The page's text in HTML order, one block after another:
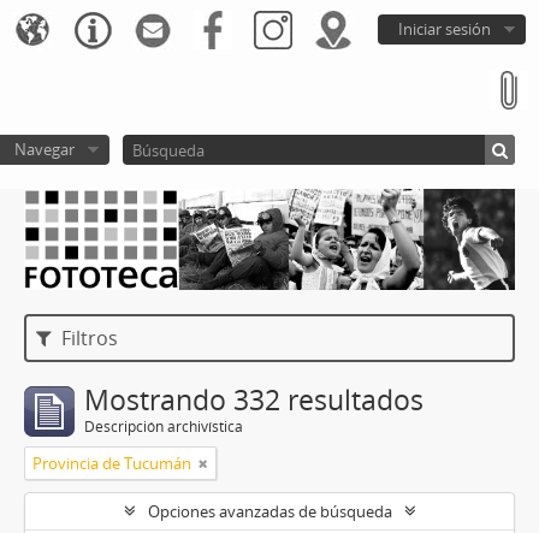
Iniciar sesión
Navegar
Filtros
Mostrando 332 resultados
Descripción archivística
Provincia de Tucumán
Opciones avanzadas de búsqueda